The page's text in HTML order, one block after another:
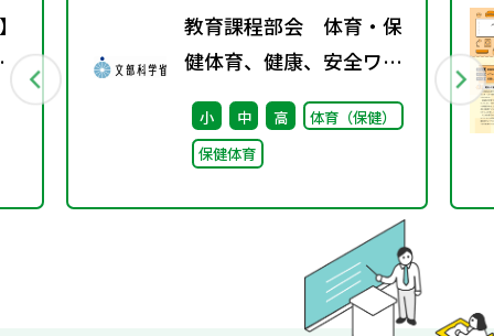
教育課程部会 体育・保
健体育、健康、安全ワー
キンググループ（第11
回） 配付資料
小 中 高
体育（保健）
保健体育